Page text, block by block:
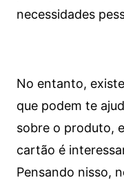
necessidades
No entanto,
que podem te
sobre o produto,
cartão é
Pensando nisso,